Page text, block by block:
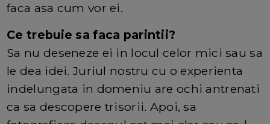
faca asa cum vor ei.
Ce trebuie sa faca parintii?
Sa nu deseneze ei in locul celor mici sau sa
le dea idei. Juriul nostru cu o experienta
indelungata in domeniu are ochi antrenati
ca sa descopere trisorii. Apoi, sa